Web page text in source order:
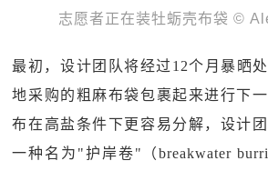
志愿者正在装牡蛎壳布袋 ©
最初，设计团队将经过12个月暴晒
地采购的粗麻布袋包裹起来进行下
布在高盐条件下更容易分解，设计
一种名为"护岸卷"（breakwater